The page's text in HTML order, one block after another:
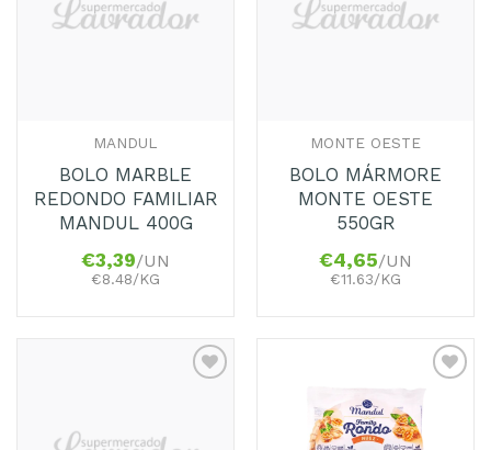
Favoritos
MANDUL
BOLO MARBLE
REDONDO FAMILIAR
MANDUL 400G
€3,39/UN
€8.48/KG
Favoritos
MONTE OESTE
BOLO MÁRMORE
MONTE OESTE
550GR
€4,65/UN
€11.63/KG
Favoritos
Adicionar
Favoritos